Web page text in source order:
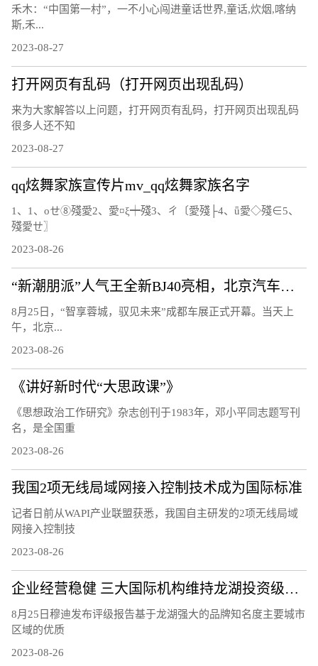
禾木：“中国第一村”，一不小心闯进童话世界,童话,炊烟,喀纳
斯,禾...
2023-08-27
打开网页有乱码（打开网页出现乱码）
来为大家解答以上问题，打开网页有乱码，打开网页出现乱码
很多人还不知
2023-08-27
qq炫舞家族宣传片mv_qq炫舞家族名字
1、1、οせ⑧殘愛2、愛¤ξ┿殘3、ㄔ〔愛殘├4、ǖ愛◇殘∈5、
殘愛ㄝ〗
2023-08-26
“新潮朋派”人气王全新BJ40亮相，北京汽车开启全面焕新的第二篇章
8月25日，“智享蓉城，驭见未来”成都车展正式开幕。当天上
午，北京...
2023-08-26
《讲好新时代“大思政课”》
《思想政治工作研究》杂志创刊于1983年，邓小平同志题写刊
名，是全国重
2023-08-26
我国2项无线局域网接入控制技术成为国际标准
记者日前从WAPI产业联盟获悉，我国自主研发的2项无线局域
网接入控制技
2023-08-26
企业经营稳健 三大国际机构维持龙湖投资级评级
8月25日穆迪发布评级报告基于龙湖强大的品牌知名度主要城市
区域的优质
2023-08-26